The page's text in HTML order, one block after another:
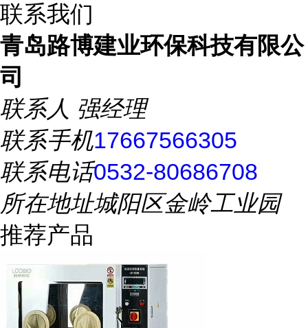
联系我们
青岛路博建业环保科技有限公
司
联系人 强经理
联系手机17667566305
联系电话0532-80686708
所在地址城阳区金岭工业园
推荐产品